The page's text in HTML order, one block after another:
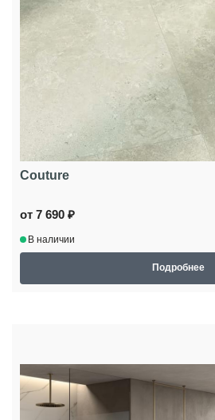
Couture
от 7 690 ₽
В наличии
Подробнее